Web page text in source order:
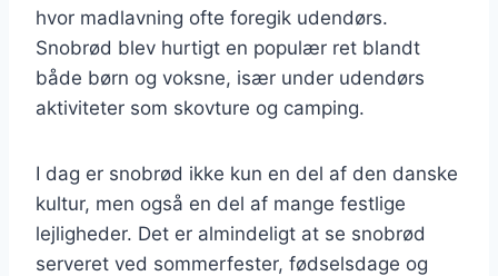
hvor madlavning ofte foregik udendørs.
Snobrød blev hurtigt en populær ret blandt
både børn og voksne, især under udendørs
aktiviteter som skovture og camping.
I dag er snobrød ikke kun en del af den danske
kultur, men også en del af mange festlige
lejligheder. Det er almindeligt at se snobrød
serveret ved sommerfester, fødselsdage og